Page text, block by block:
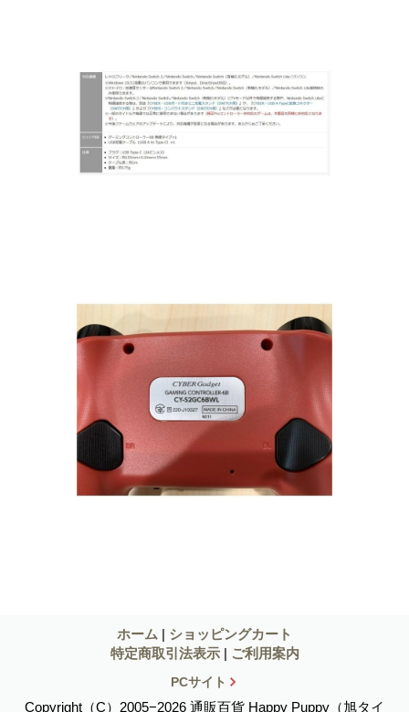
ホーム | ショッピングカート
特定商取引法表示 | ご利用案内
PCサイト
Copyright（C）2005−2026 通販百貨 Happy Puppy（旭タイ